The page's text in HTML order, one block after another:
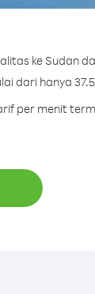
ke Sudan
dari hanya
per menit